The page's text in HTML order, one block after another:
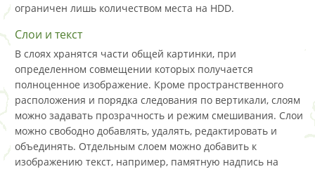
ограничен лишь количеством места на HDD.
Слои и текст
В слоях хранятся части общей картинки, при
определенном совмещении которых получается
полноценное изображение. Кроме пространственного
расположения и порядка следования по вертикали, слоям
можно задавать прозрачность и режим смешивания. Слои
можно свободно добавлять, удалять, редактировать и
объединять. Отдельным слоем можно добавить к
изображению текст, например, памятную надпись на